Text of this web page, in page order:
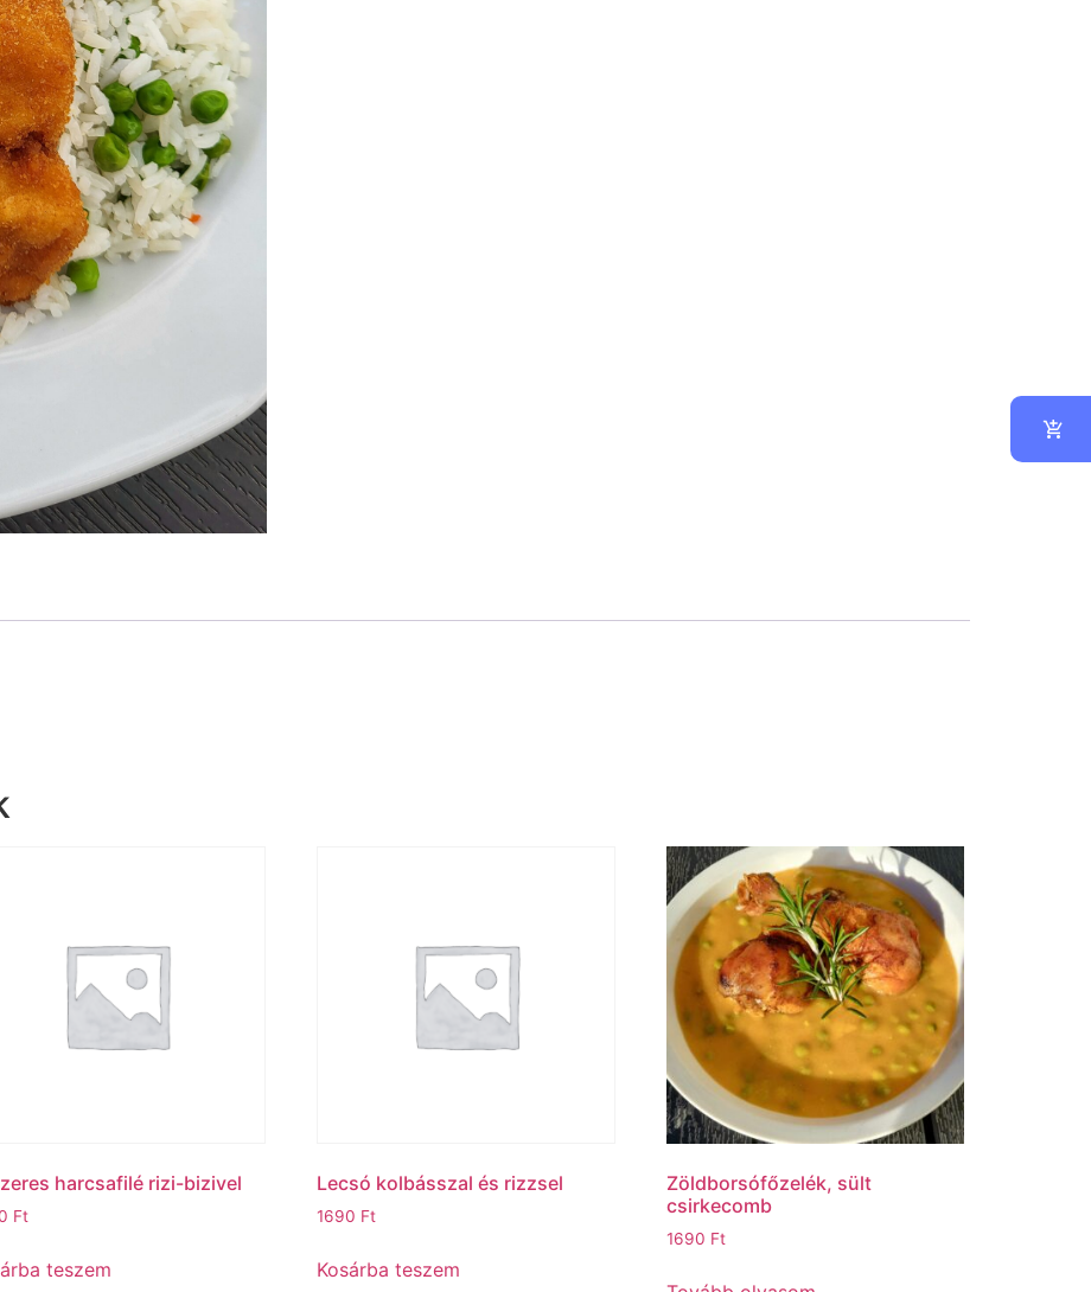
harcsafilé rizi-bizivel
Ft
teszem
Lecsó kolbásszal és rizzsel
1690 Ft
Kosárba teszem
Zöldborsófőzelék, sült
csirkecomb
1690 Ft